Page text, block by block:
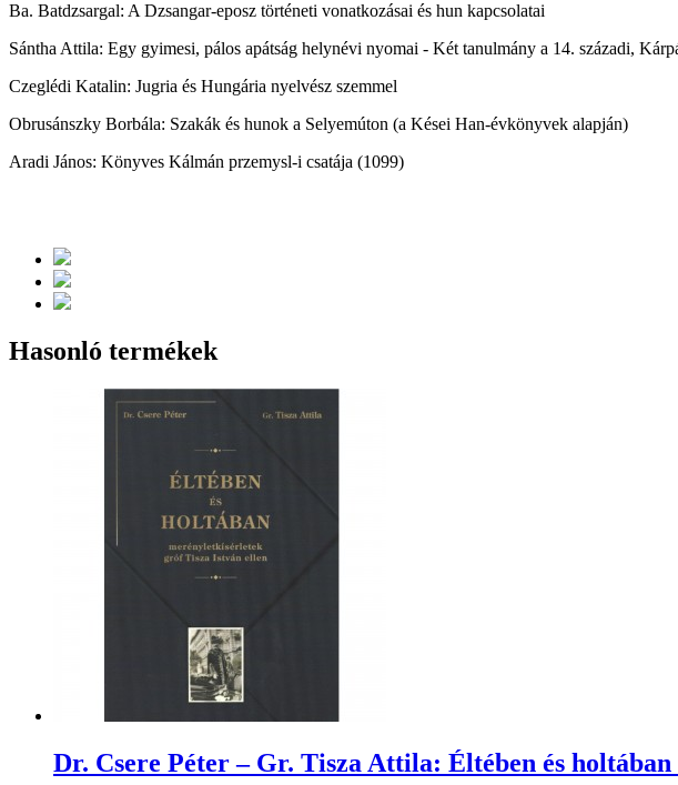
Ba. Batdzsargal: A Dzsangar-eposz történeti vonatkozásai és hun kapcsolatai
Sántha Attila: Egy gyimesi, pálos apátság helynévi nyomai - Két tanulmány a 14. századi,
Czeglédi Katalin: Jugria és Hungária nyelvész szemmel
Obrusánszky Borbála: Szakák és hunok a Selyemúton (a Kései Han-évkönyvek alapján)
Aradi János: Könyves Kálmán przemysl-i csatája (1099)
Hasonló termékek
Dr. Csere Péter – Gr. Tisza Attila: Éltében és